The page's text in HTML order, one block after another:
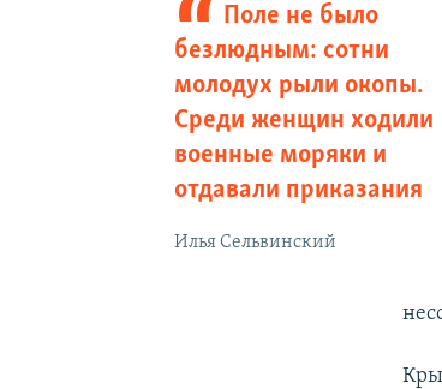
Поле не было
безлюдным: сотни
молодух рыли окопы.
Среди женщин ходили
военные моряки и
отдавали приказания
Илья Сельвинский